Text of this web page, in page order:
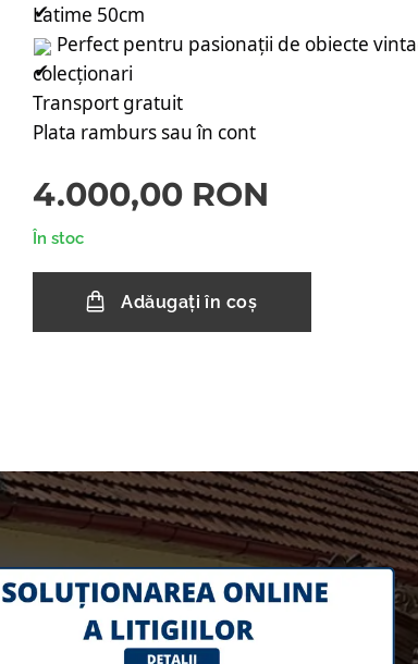
Latime 50cm
Perfect pentru pasionații de obiecte
colecționari
Transport gratuit
Plata ramburs sau în cont
4.000,00 RON
În stoc
Adăugați în coș